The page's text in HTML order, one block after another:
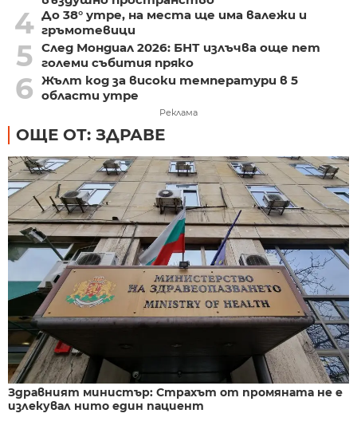
4 До 38° утре, на места ще има валежи и
гръмотевици
5 След Мондиал 2026: БНТ излъчва още пет
големи събития пряко
6 Жълт код за високи температури в 5
области утре
Реклама
ОЩЕ ОТ: ЗДРАВЕ
Здравният министър: Страхът от промяната не е
излекувал нито един пациент